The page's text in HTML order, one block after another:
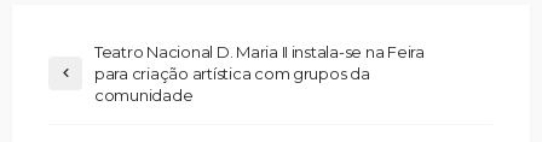
Teatro Nacional D. Maria II instala-se na Feira
para criação artística com grupos da
comunidade